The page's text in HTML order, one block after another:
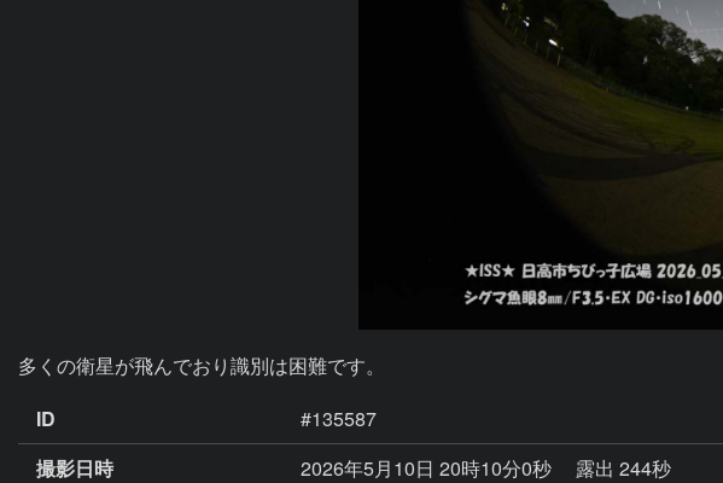
多くの衛星が飛んでおり識別は困難です。
ID
#135587
撮影日時
2026年5月10日 20時10分0秒
露出 244秒